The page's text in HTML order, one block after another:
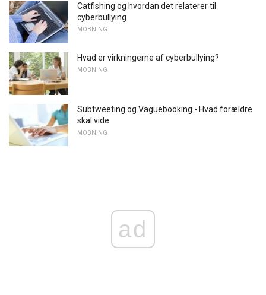
Catfishing og hvordan det relaterer til
cyberbullying
MOBNING
Hvad er virkningerne af cyberbullying?
MOBNING
Subtweeting og Vaguebooking - Hvad forældre
skal vide
MOBNING
ad